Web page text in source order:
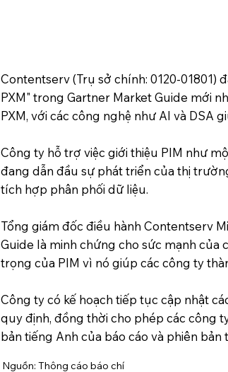
Contentserv (Trụ sở chính: 0120-
PXM" trong Gartner Market Guide mới
PXM, với các công nghệ như AI và DSA
Công ty hỗ trợ việc giới thiệu PIM như
đang dẫn đầu sự phát triển của thị
tích hợp phân phối dữ liệu.
Tổng giám đốc điều hành Contentserv
Guide là minh chứng cho sức mạnh
trọng của PIM vì nó giúp các công ty
Công ty có kế hoạch tiếp tục cập nhật
quy định, đồng thời cho phép các công
bản tiếng Anh của báo cáo và phiên
Nguồn: Thông cáo báo chí